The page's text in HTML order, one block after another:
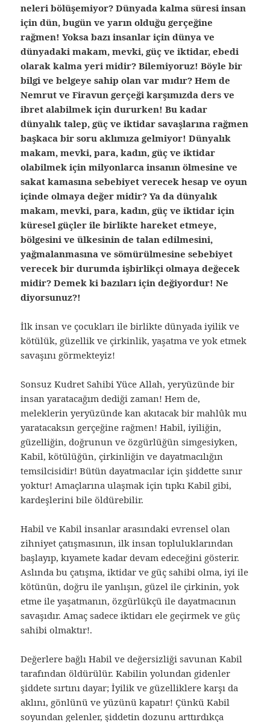
neleri bölüşemiyor? Dünyada kalma süresi insan
için dün, bugün ve yarın olduğu gerçeğine
rağmen! Yoksa bazı insanlar için dünya ve
dünyadaki makam, mevki, güç ve iktidar, ebedi
olarak kalma yeri midir? Bilemiyoruz! Böyle bir
bilgi ve belgeye sahip olan var mıdır? Hem de
Nemrut ve Firavun gerçeği karşımızda ders ve
ibret alabilmek için dururken! Bu kadar
dünyalık talep, güç ve iktidar savaşlarına rağmen
başkaca bir soru aklımıza gelmiyor! Dünyalık
makam, mevki, para, kadın, güç ve iktidar
olabilmek için milyonlarca insanın ölmesine ve
sakat kamasına sebebiyet verecek hesap ve oyun
içinde olmaya değer midir? Ya da dünyalık
makam, mevki, para, kadın, güç ve iktidar için
küresel güçler ile birlikte hareket etmeye,
bölgesini ve ülkesinin de talan edilmesini,
yağmalanmasına ve sömürülmesine sebebiyet
verecek bir durumda işbirlikçi olmaya değecek
midir? Demek ki bazıları için değiyordur! Ne
diyorsunuz?!
İlk insan ve çocukları ile birlikte dünyada iyilik ve
kötülük, güzellik ve çirkinlik, yaşatma ve yok etmek
savaşını görmekteyiz!
Sonsuz Kudret Sahibi Yüce Allah, yeryüzünde bir
insan yaratacağım dediği zaman! Hem de,
meleklerin yeryüzünde kan akıtacak bir mahlûk mu
yaratacaksın gerçeğine rağmen! Habil, iyiliğin,
güzelliğin, doğrunun ve özgürlüğün simgesiyken,
Kabil, kötülüğün, çirkinliğin ve dayatmacılığın
temsilcisidir! Bütün dayatmacılar için şiddette sınır
yoktur! Amaçlarına ulaşmak için tıpkı Kabil gibi,
kardeşlerini bile öldürebilir.
Habil ve Kabil insanlar arasındaki evrensel olan
zihniyet çatışmasının, ilk insan topluluklarından
başlayıp, kıyamete kadar devam edeceğini gösterir.
Aslında bu çatışma, iktidar ve güç sahibi olma, iyi ile
kötünün, doğru ile yanlışın, güzel ile çirkinin, yok
etme ile yaşatmanın, özgürlükçü ile dayatmacının
savaşıdır. Amaç sadece iktidarı ele geçirmek ve güç
sahibi olmaktır!.
Değerlere bağlı Habil ve değersizliği savunan Kabil
tarafından öldürülür. Kabilin yolundan gidenler
şiddete sırtını dayar; İyilik ve güzelliklere karşı da
aklını, gönlünü ve yüzünü kapatır! Çünkü Kabil
soyundan gelenler, şiddetin dozunu arttırdıkça